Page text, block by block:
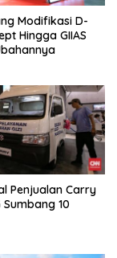
Modifikasi D-
Hingga GIIAS
Penjualan Carry
Sumbang 10